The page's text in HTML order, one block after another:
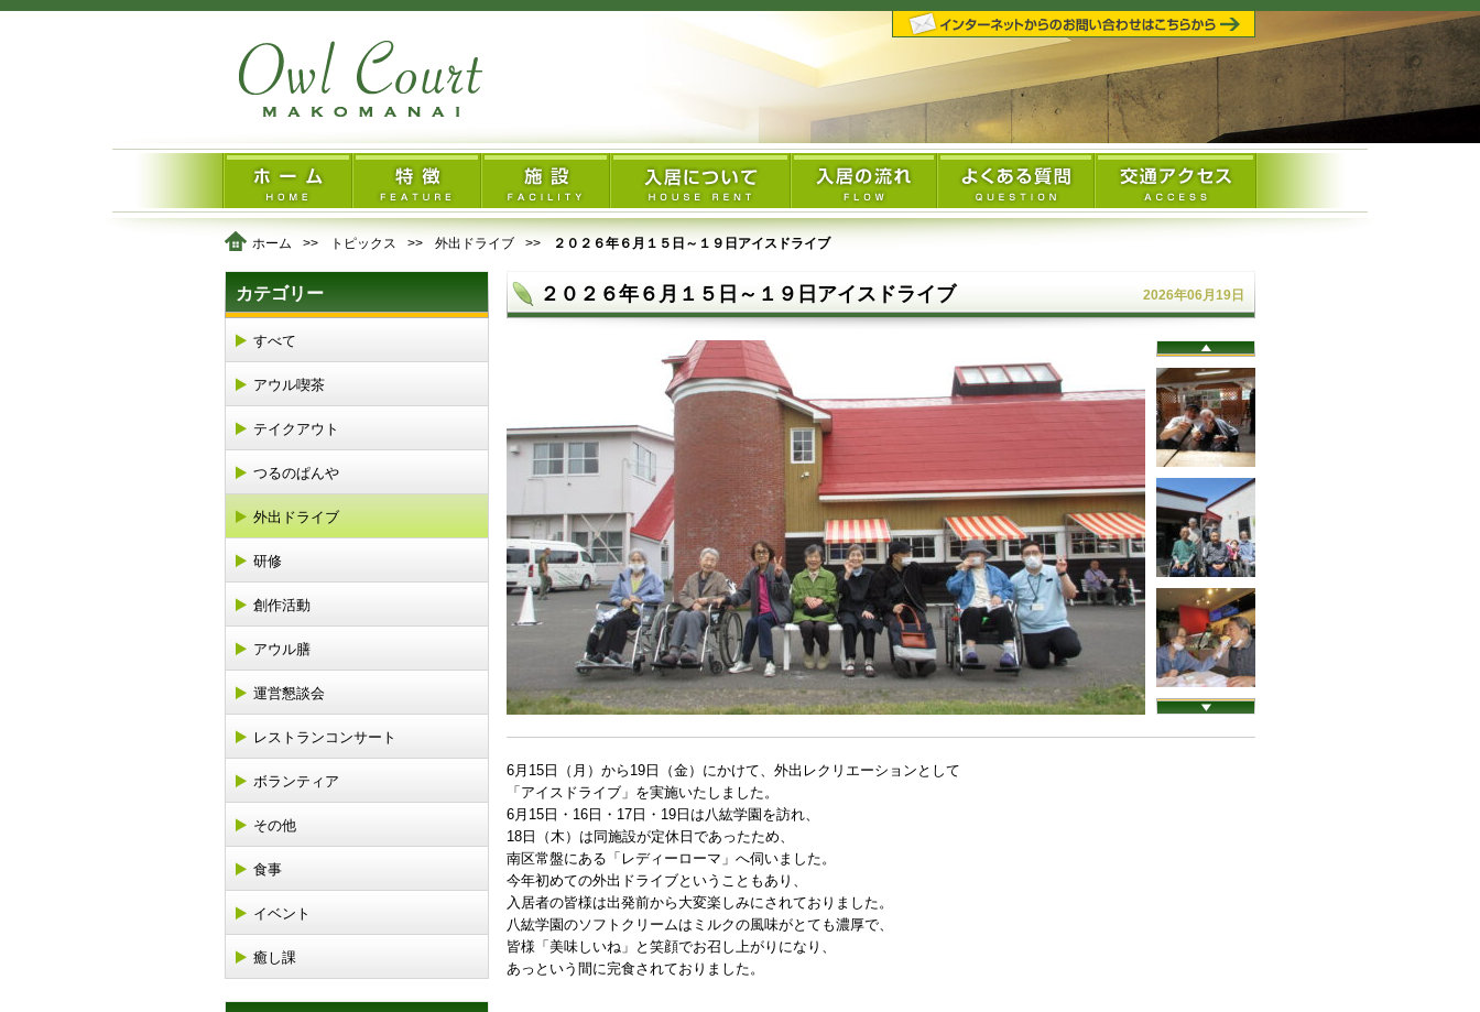
ホーム トピックス 外出ドライブ ２０２６年６月１５日～１９日アイスドライブ
カテゴリー
すべて
アウル喫茶
テイクアウト
つるのぱんや
外出ドライブ
研修
創作活動
アウル膳
運営懇談会
レストランコンサート
ボランティア
その他
食事
イベント
癒し課
２０２６年６月１５日～１９日アイスドライブ 2026年06月19日
6月15日（月）から19日（金）にかけて、外出レクリエーションとして
「アイスドライブ」を実施いたしました。
6月15日・16日・17日・19日は八紘学園を訪れ、
18日（木）は同施設が定休日であったため、
南区常盤にある「レディーローマ」へ伺いました。
今年初めての外出ドライブということもあり、
入居者の皆様は出発前から大変楽しみにされておりました。
八紘学園のソフトクリームはミルクの風味がとても濃厚で、
皆様「美味しいね」と笑顔でお召し上がりになり、
あっという間に完食されておりました。